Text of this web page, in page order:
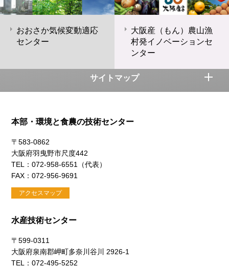
おおさか気候変動適応
センター
大阪産（もん）農山漁
村発イノベーションセ
ンター
サイトマップ
本部・環境と食農の技術センター
〒583-0862
大阪府羽曳野市尺度442
TEL：072-958-6551（代表）
FAX：072-956-9691
アクセスマップ
水産技術センター
〒599-0311
大阪府泉南郡岬町多奈川谷川 2926-1
TEL：072-495-5252